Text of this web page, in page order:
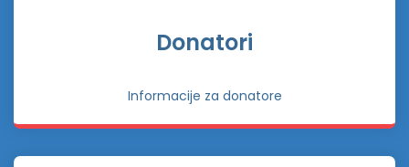
Donatori
Informacije za donatore